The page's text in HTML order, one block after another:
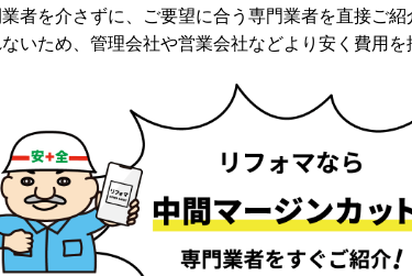
者を介さずに、ご要望に合う専門業者を直接ご
いため、管理会社や営業会社などより安く費用を